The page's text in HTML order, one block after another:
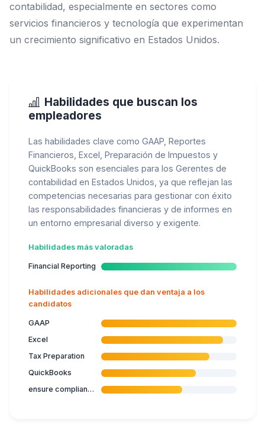
contabilidad, especialmente en sectores como
servicios financieros y tecnología que experimentan
un crecimiento significativo en Estados Unidos.
Habilidades que buscan los
empleadores
Las habilidades clave como GAAP, Reportes
Financieros, Excel, Preparación de Impuestos y
QuickBooks son esenciales para los Gerentes de
contabilidad en Estados Unidos, ya que reflejan las
competencias necesarias para gestionar con éxito
las responsabilidades financieras y de informes en
un entorno empresarial diverso y exigente.
Habilidades más valoradas
Financial Reporting
Habilidades adicionales que dan ventaja a los
candidatos
GAAP
Excel
Tax Preparation
QuickBooks
ensure compliance with disclosure criteria of accounting information